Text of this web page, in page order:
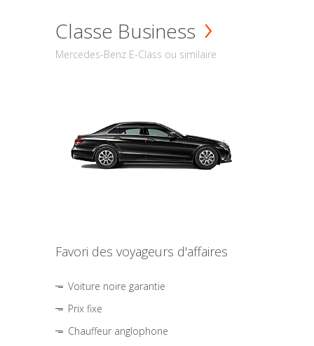
Classe Business
Mercedes-Benz E-Class ou similaire
Favori des voyageurs d'affaires
Voiture noire garantie
Prix fixe
Chauffeur anglophone